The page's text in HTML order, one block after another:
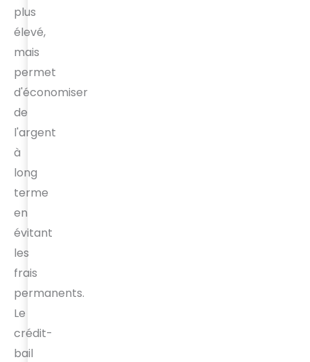
plus
élevé,
mais
permet
d'économiser
de
l'argent
à
long
terme
en
évitant
les
frais
permanents.
Le
crédit-
bail